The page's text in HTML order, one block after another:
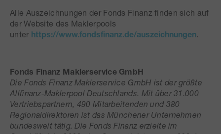
Alle Auszeichnungen der Fonds Finanz finden sich auf
der Website des Maklerpools
unter https://www.fondsfinanz.de/auszeichnungen
Fonds Finanz Maklerservice GmbH
Die Fonds Finanz Maklerservice GmbH ist der größte
Allfinanz-Maklerpool Deutschlands. Mit über 31.000
Vertriebspartnern, 490 Mitarbeitenden und 380
Regionaldirektoren ist das Münchener Unternehmen
bundesweit tätig. Die Fonds Finanz erzielte im